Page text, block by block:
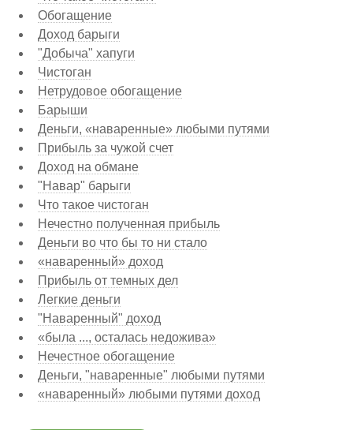
Обогащение
Доход барыги
"Добыча" хапуги
Чистоган
Нетрудовое обогащение
Барыши
Деньги, «наваренные» любыми путями
Прибыль за чужой счет
Доход на обмане
"Навар" барыги
Что такое чистоган
Нечестно полученная прибыль
Деньги во что бы то ни стало
«наваренный» доход
Прибыль от темных дел
Легкие деньги
"Наваренный" доход
«была ..., осталась недожива»
Нечестное обогащение
Деньги, "наваренные" любыми путями
«наваренный» любыми путями доход